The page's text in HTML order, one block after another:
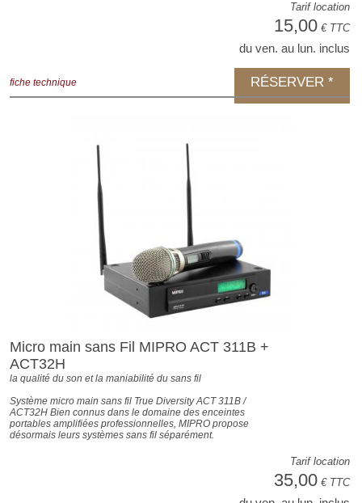
Tarif location
15,00 € TTC
du ven. au lun. inclus
fiche technique RÉSERVER *
Micro main sans Fil MIPRO ACT 311B +
ACT32H
la qualité du son et la maniabilité du sans fil
Système micro main sans fil True Diversity ACT 311B /
ACT32H Bien connus dans le domaine des enceintes
portables amplifiées professionnelles, MIPRO propose
désormais leurs systèmes sans fil séparément.
Tarif location
35,00 € TTC